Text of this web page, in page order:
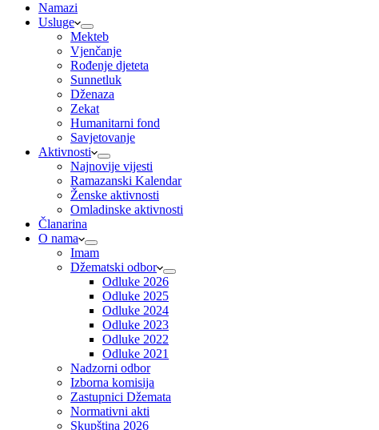
Namazi
Usluge
Mekteb
Vjenčanje
Rođenje djeteta
Sunnetluk
Dženaza
Zekat
Humanitarni fond
Savjetovanje
Aktivnosti
Najnovije vijesti
Ramazanski Kalendar
Ženske aktivnosti
Omladinske aktivnosti
Članarina
O nama
Imam
Džematski odbor
Odluke 2026
Odluke 2025
Odluke 2024
Odluke 2023
Odluke 2022
Odluke 2021
Nadzorni odbor
Izborna komisija
Zastupnici Džemata
Normativni akti
Skupština 2026